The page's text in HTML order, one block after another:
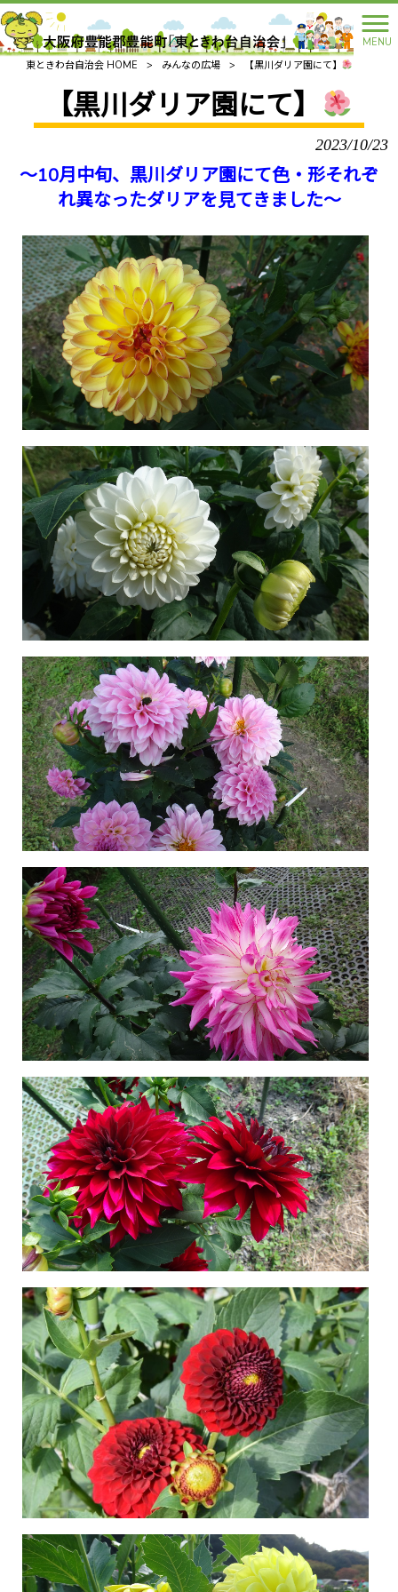
MENU
東ときわ台自治会 HOME
> みんなの広場 > 【黒川ダリア園にて】
【黒川ダリア園にて】
2023/10/23
～10月中旬、黒川ダリア園にて色・形それぞ
れ異なったダリアを見てきました～